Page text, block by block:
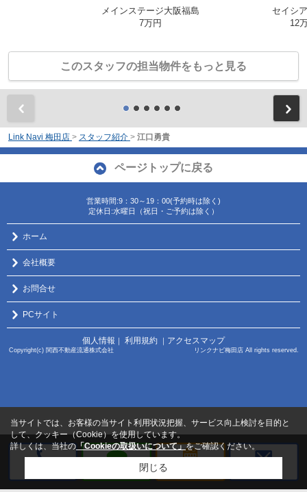
メインステージ大阪福島
7万円
セイシ
12
このスタッフの担当物件をもっと見る
Link Navi 梅田店 > スタッフ紹介 > 江口勇貴
ページトップに戻る
営業時間:9：30～19：00(予約時は除く)
定休日:水曜日（祝日・ご予約は除く）
ホーム
会社概要
お問合せ
PCサイト
個人情報 ｜ 利用規約 ｜ アクセスマップ
Copyright(c) 関西不動産流通株式会社 リンクナビ梅田店 All rights reserved.
当サイトでは、お客様の当サイト利用状況把握、サービス向上検討を目的と
して、クッキー（Cookie）を使用しています。
詳しくは、当社の 「Cookieの取扱いについて」をご確認ください。
閉じる